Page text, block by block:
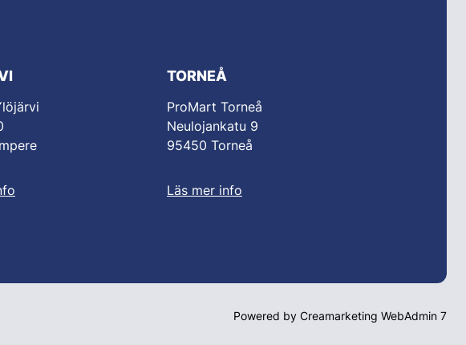
TORNEÅ
ProMart Torneå
Neulojankatu 9
95450 Torneå
Läs mer info
Powered by Creamarketing WebAdmin 7